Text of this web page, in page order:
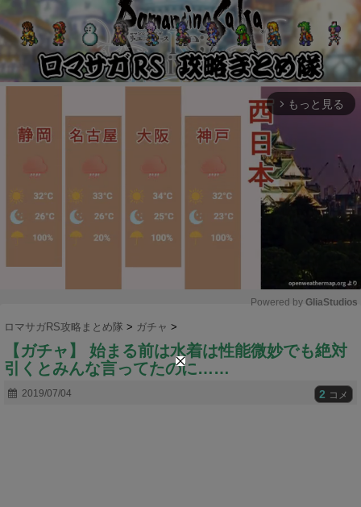
arrow_forward_ios もっと見る
u
Powered by GliaStudios
ロマサガRS攻略まとめ隊 > ガチャ >
【ガチャ】 始まる前は水着は性能微妙でも絶対
引くとみんな言ってたのに……
2019/07/04 2 コメ